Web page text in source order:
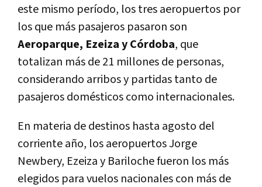
este mismo período, los tres aeropuertos por
los que más pasajeros pasaron son
Aeroparque, Ezeiza y Córdoba, que
totalizan más de 21 millones de personas,
considerando arribos y partidas tanto de
pasajeros domésticos como internacionales.
En materia de destinos hasta agosto del
corriente año, los aeropuertos Jorge
Newbery, Ezeiza y Bariloche fueron los más
elegidos para vuelos nacionales con más de